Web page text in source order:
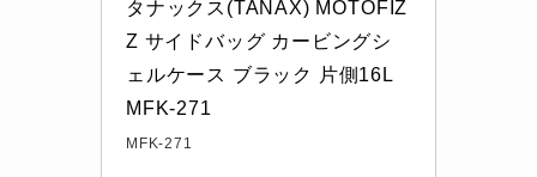
タナックス(TANAX) MOTOFIZ
Z サイドバッグ カービングシ
ェルケース ブラック 片側16L
MFK-271
MFK-271